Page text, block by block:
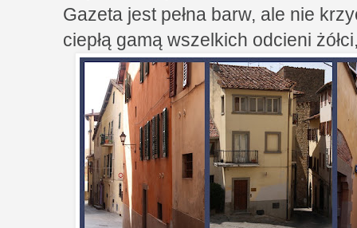
Gazeta jest pełna barw, ale nie
ciepłą gamą wszelkich odcieni